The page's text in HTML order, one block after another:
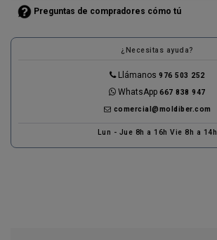
Preguntas de compradores cómo tú
¿Necesitas ayuda?
Llámanos976 503 252
WhatsApp667 838 947
comercial@moldiber.com
Lun - Jue 8h a 16h Vie 8h a 14h